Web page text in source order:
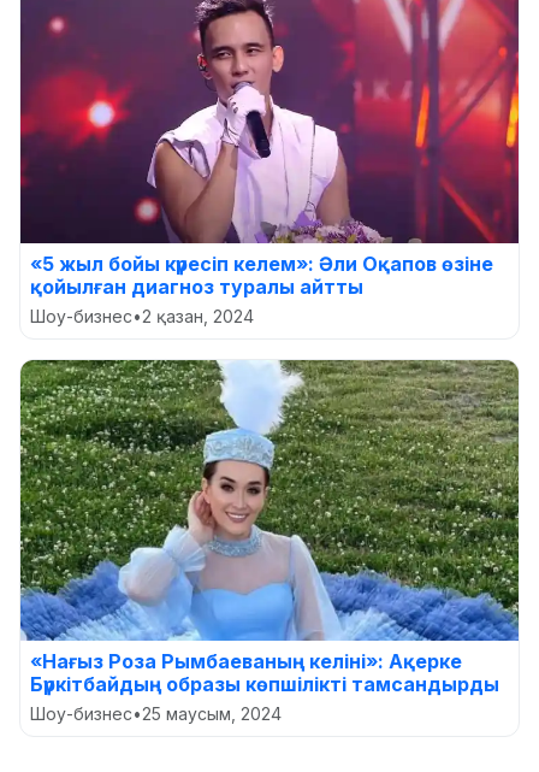
«5 жыл бойы күресіп келем»: Әли Оқапов өзіне
қойылған диагноз туралы айтты
Шоу-бизнес•2 қазан, 2024
«Нағыз Роза Рымбаеваның келіні»: Ақерке
Бүркітбайдың образы көпшілікті тамсандырды
Шоу-бизнес•25 маусым, 2024